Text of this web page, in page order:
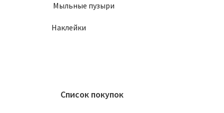
Мыльные пузыри
Наклейки
Список покупок